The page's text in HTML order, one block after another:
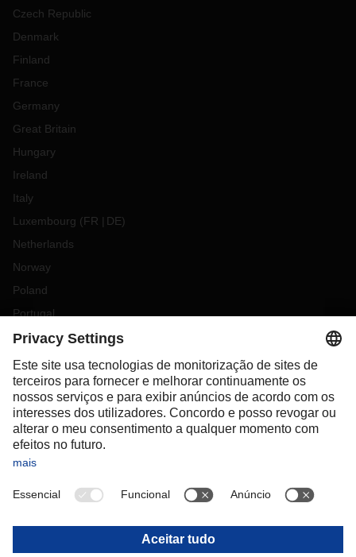
Czech Republic
Denmark
Finland
France
Germany
Great Britain
Hungary
Ireland
Italy
Luxembourg (FR DE)
Netherlands
Norway
Poland
Portugal
Romania
Slovakia
Spain
Sweden
Switzerland(DE FR)
Turkey
OCEANIA